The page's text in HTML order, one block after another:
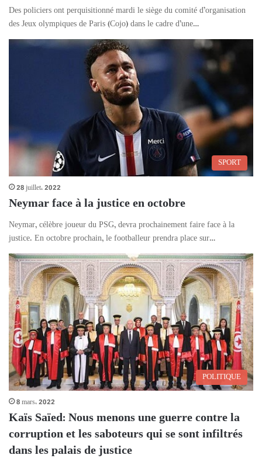
Des policiers ont perquisitionné mardi le siège du comité d’organisation
des Jeux olympiques de Paris (Cojo) dans le cadre d’une…
SPORT
28 juillet، 2022
Neymar face à la justice en octobre
Neymar, célèbre joueur du PSG, devra prochainement faire face à la
justice. En octobre prochain, le footballeur prendra place sur…
POLITIQUE
8 mars، 2022
Kaïs Saïed: Nous menons une guerre contre la
corruption et les saboteurs qui se sont infiltrés
dans les palais de justice